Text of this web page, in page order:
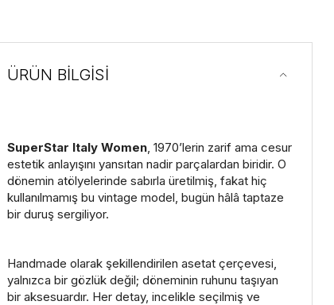
ÜRÜN BİLGİSİ
SuperStar Italy Women, 1970’lerin zarif ama cesur
estetik anlayışını yansıtan nadir parçalardan biridir. O
dönemin atölyelerinde sabırla üretilmiş, fakat hiç
kullanılmamış bu vintage model, bugün hâlâ taptaze
bir duruş sergiliyor.
Handmade olarak şekillendirilen asetat çerçevesi,
yalnızca bir gözlük değil; döneminin ruhunu taşıyan
bir aksesuardır. Her detay, incelikle seçilmiş ve